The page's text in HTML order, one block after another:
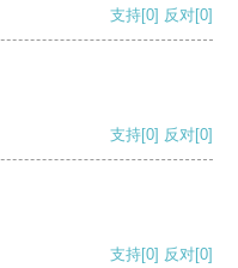
支持[0] 反对[0]
支持[0] 反对[0]
支持[0] 反对[0]